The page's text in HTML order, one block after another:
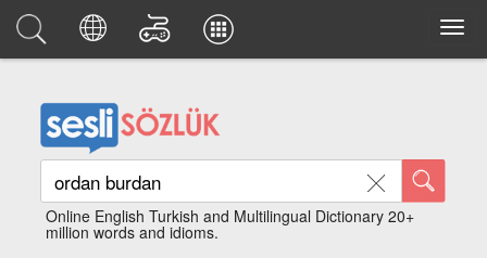
Online English Turkish and Multilingual Dictionary 20+
million words and idioms.